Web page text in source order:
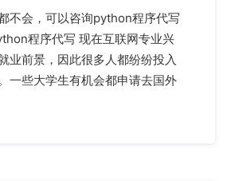
不会，可以咨询python程序代写
程序代写 现在互联网专业兴
业前景，因此很多人都纷纷投入
一些大学生有机会都申请去国外